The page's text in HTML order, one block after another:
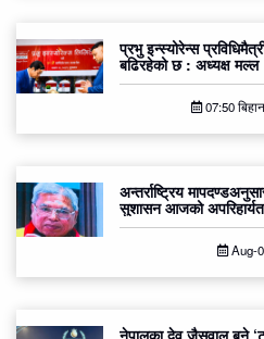
प्रभु इन्स्योरेन्स
बढिरहेको छ : अध्यक्ष मल्ल
07:50
अन्तर्राष्ट्रिय
सुशासन आजको
Aug-
नेपालका देव जैसवाल बने